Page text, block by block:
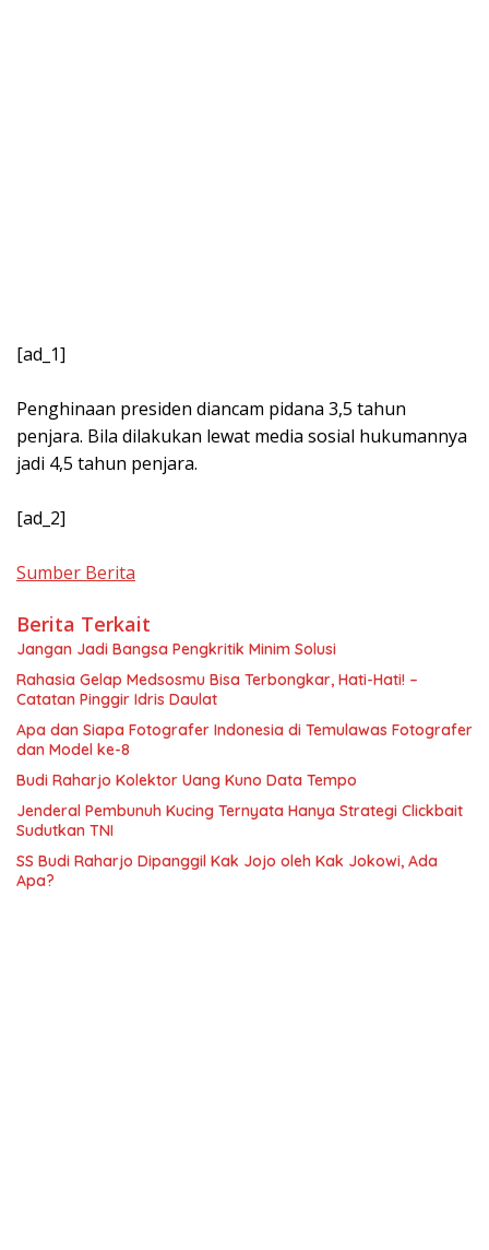
[ad_1]
Penghinaan presiden diancam pidana 3,5 tahun
penjara. Bila dilakukan lewat media sosial hukumannya
jadi 4,5 tahun penjara.
[ad_2]
Sumber Berita
Berita Terkait
Jangan Jadi Bangsa Pengkritik Minim Solusi
Rahasia Gelap Medsosmu Bisa Terbongkar, Hati-Hati! –
Catatan Pinggir Idris Daulat
Apa dan Siapa Fotografer Indonesia di Temulawas Fotografer
dan Model ke-8
Budi Raharjo Kolektor Uang Kuno Data Tempo
Jenderal Pembunuh Kucing Ternyata Hanya Strategi Clickbait
Sudutkan TNI
SS Budi Raharjo Dipanggil Kak Jojo oleh Kak Jokowi, Ada
Apa?